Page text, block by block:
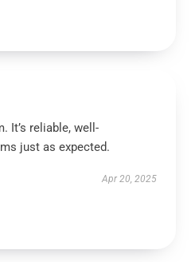
It’s reliable, well-
just as expected.
Apr 20, 2025